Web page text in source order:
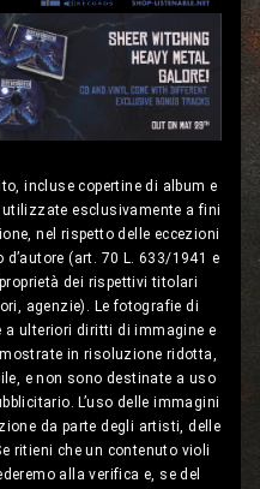
incluse copertine di album e
esclusivamente a fini
nel rispetto delle eccezioni
(art. 70 L. 633/1941 e
dei rispettivi titolari
agenzie). Le fotografie di
a ulteriori diritti di immagine e
in risoluzione ridotta,
e non sono destinate a uso
L’uso delle immagini
da parte degli artisti, delle
ritieni che un contenuto violi
alla verifica e, se del